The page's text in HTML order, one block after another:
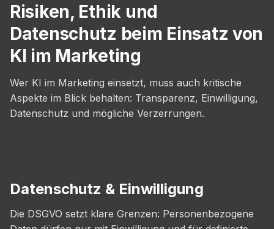
Risiken, Ethik und
Datenschutz beim Einsatz von
KI im Marketing
Wer KI im Marketing einsetzt, muss auch kritische
Aspekte im Blick behalten: Transparenz, Einwilligung,
Datenschutz und mögliche Verzerrungen.
Datenschutz & Einwilligung
Die DSGVO setzt klare Grenzen: Personenbezogene